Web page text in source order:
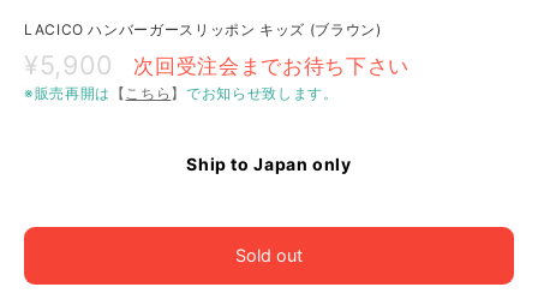
LACICO ハンバーガースリッポン キッズ (ブラウン)
¥5,900 次回受注会までお待ち下さい
※販売再開は 【こちら 】でお知らせ致します。
Ship to Japan only
Sold out